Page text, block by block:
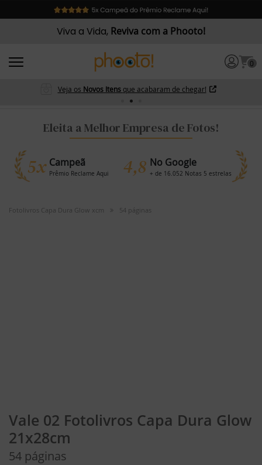
Viva a Vida, Reviva com a Phooto!
0
Veja os Novos Itens que acabaram de chegar!
Eleita a Melhor Empresa de Fotos!
5x Campeã
Prêmio Reclame Aqui 4,8 No Google
+ de 16.052 Notas 5 estrelas
Fotolivros Capa Dura Glow xcm 54 páginas
Vale 02 Fotolivros Capa Dura Glow
21x28cm
54 páginas